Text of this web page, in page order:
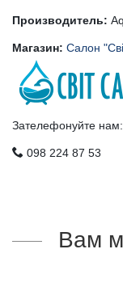
Производитель:
Магазин: Салон
Зателефонуйте нам:
098 224 87 53
Вам